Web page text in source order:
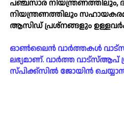
പഞ്ചസാര നിയന്ത്രണത്തിലും,
നിയന്ത്രണത്തിലും
ആസിഡ് പ്രശ്‌നങ്ങളും
ഓൺലൈൻ വാർത്തകൾ
ലഭ്യമാണ്. വാർത്ത വാട്സ്ആപ്
സ്പിക്ക്സിൽ ജോയിൻ ചെയ്യാൻ